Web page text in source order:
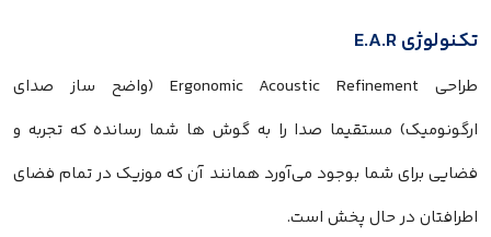
تکنولوژیE.A.R
طراحی Ergonomic Acoustic Refinement (واضح ساز صدای
ارگونومیک) مستقیما صدا را به گوش ها شما رسانده که تجربه و
فضایی برای شما بوجود می‌آورد همانند آن که موزیک در تمام فضای
اطرافتان در حال پخش است.